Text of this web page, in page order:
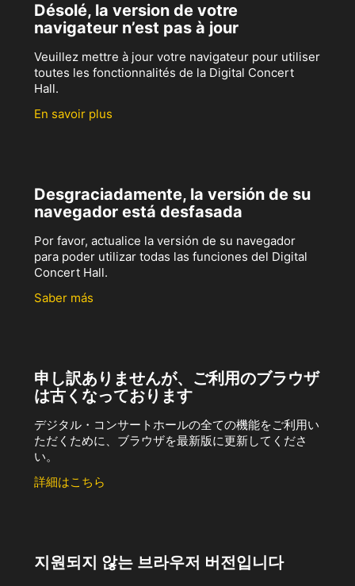
Désolé, la version de votre
navigateur n’est pas à jour
Veuillez mettre à jour votre navigateur pour utiliser
toutes les fonctionnalités de la Digital Concert
Hall.
En savoir plus
Desgraciadamente, la versión de su
navegador está desfasada
Por favor, actualice la versión de su navegador
para poder utilizar todas las funciones del Digital
Concert Hall.
Saber más
申し訳ありませんが、ご利用のブラウザ
は古くなっております
デジタル・コンサートホールの全ての機能をご利用い
ただくために、ブラウザを最新版に更新してくださ
い。
詳細はこちら
지원되지 않는 브라우저 버전입니다